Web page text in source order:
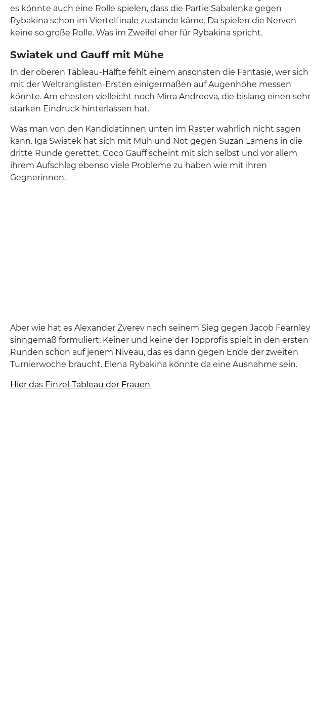
es könnte auch eine Rolle spielen, dass die Partie Sabalenka gegen
Rybakina schon im Viertelfinale zustande käme. Da spielen die Nerven
keine so große Rolle. Was im Zweifel eher für Rybakina spricht.
Swiatek und Gauff mit Mühe
In der oberen Tableau-Hälfte fehlt einem ansonsten die Fantasie, wer sich
mit der Weltranglisten-Ersten einigermaßen auf Augenhöhe messen
könnte. Am ehesten vielleicht noch Mirra Andreeva, die bislang einen sehr
starken Eindruck hinterlassen hat.
Was man von den Kandidatinnen unten im Raster wahrlich nicht sagen
kann. Iga Swiatek hat sich mit Müh und Not gegen Suzan Lamens in die
dritte Runde gerettet, Coco Gauff scheint mit sich selbst und vor allem
ihrem Aufschlag ebenso viele Probleme zu haben wie mit ihren
Gegnerinnen.
Aber wie hat es Alexander Zverev nach seinem Sieg gegen Jacob Fearnley
sinngemäß formuliert: Keiner und keine der Topprofis spielt in den ersten
Runden schon auf jenem Niveau, das es dann gegen Ende der zweiten
Turnierwoche braucht. Elena Rybakina könnte da eine Ausnahme sein.
Hier das Einzel-Tableau der Frauen